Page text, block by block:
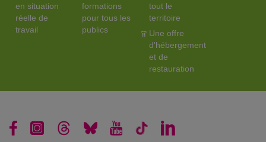
en situation
réelle de
travail
formations
pour tous les
publics
tout le
territoire
Une offre
d'hébergement
et de
restauration